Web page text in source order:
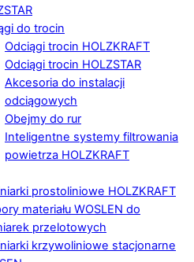
do trocin
Odciągi trocin HOLZKRAFT
Odciągi trocin HOLZSTAR
Akcesoria do instalacji
odciągowych
Obejmy do rur
Inteligentne systemy filtrowania
powietrza HOLZKRAFT
prostoliniowe HOLZKRAFT
materiału WOSLEN do
przelotowych
krzywoliniowe stacjonarne